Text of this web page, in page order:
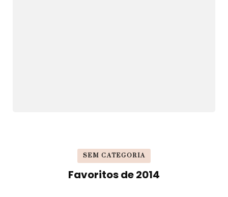
SEM CATEGORIA
Favoritos de 2014